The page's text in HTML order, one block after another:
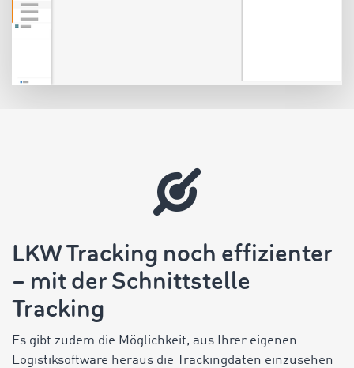
LKW Tracking noch effizienter
– mit der Schnittstelle
Tracking
Es gibt zudem die Möglichkeit, aus Ihrer eigenen
Logistiksoftware heraus die Trackingdaten einzusehen